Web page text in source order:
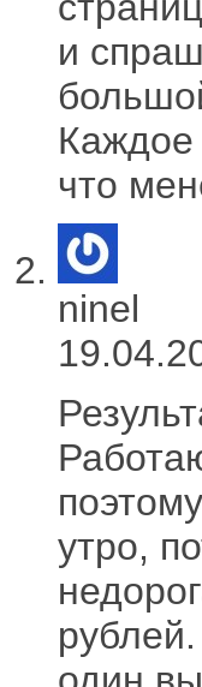
и
Каждое
что
ninel
утро,